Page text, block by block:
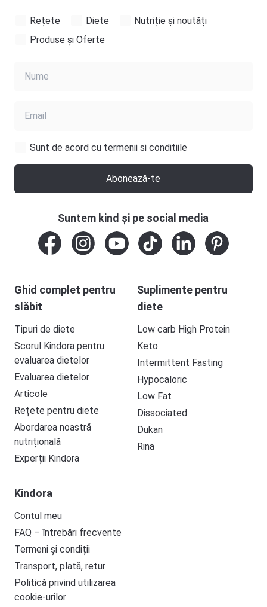
Rețete Diete
Nutriție și noutăți
Produse și Oferte
Sunt de acord cu termenii si conditiile
Abonează-te
Ghid complet pentru
slăbit
Tipuri de diete
Scorul Kindora pentru
evaluarea dietelor
Evaluarea dietelor
Articole
Rețete pentru diete
Abordarea noastră
nutrițională
Experții Kindora
Suplimente pentru
diete
Low carb High Protein
Keto
Intermittent Fasting
Hypocaloric
Low Fat
Dissociated
Dukan
Rina
Kindora
Contul meu
FAQ – întrebări frecvente
Termeni și condiții
Transport, plată, retur
Politică privind utilizarea
cookie-urilor
Suntem kind și pe social media